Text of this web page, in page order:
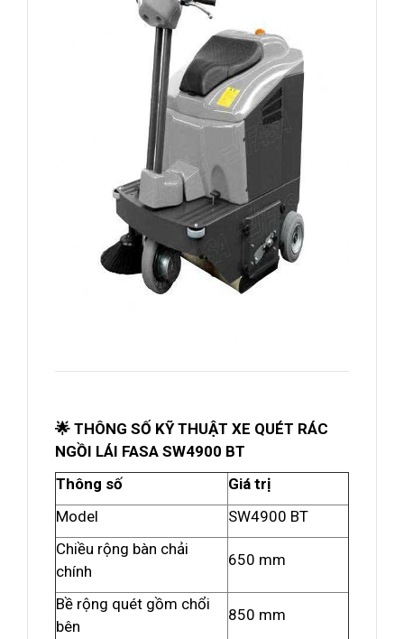
🌟 THÔNG SỐ KỸ THUẬT XE QUÉT RÁC
NGỒI LÁI FASA SW4900 BT
Thông số
Giá trị
Model
SW4900 BT
Chiều rộng bàn chải
chính
650 mm
Bề rộng quét gồm chổi
bên
850 mm